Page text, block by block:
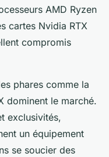
AMD Ryzen
cartes Nvidia RTX
compromis
phares comme la
dominent le marché.
exclusivités,
un équipement
se soucier des